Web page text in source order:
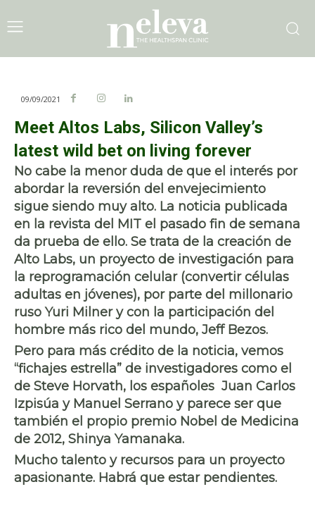
09/09/2021
Meet Altos Labs, Silicon Valley’s
latest wild bet on living forever
No cabe la menor duda de que el interés por
abordar la reversión del envejecimiento
sigue siendo muy alto. La noticia publicada
en la revista del MIT el pasado fin de semana
da prueba de ello. Se trata de la creación de
Alto Labs, un proyecto de investigación para
la reprogramación celular (convertir células
adultas en jóvenes), por parte del millonario
ruso Yuri Milner y con la participación del
hombre más rico del mundo, Jeff Bezos.
Pero para más crédito de la noticia, vemos
“fichajes estrella” de investigadores como el
de Steve Horvath, los españoles Juan Carlos
Izpisúa y Manuel Serrano y parece ser que
también el propio premio Nobel de Medicina
de 2012, Shinya Yamanaka.
Mucho talento y recursos para un proyecto
apasionante. Habrá que estar pendientes.